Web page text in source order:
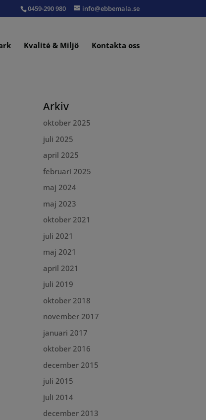
0459-290 980 info@ebbemala.se
Kvalité & Miljö Kontakta oss
Arkiv
oktober 2025
juli 2025
april 2025
februari 2025
maj 2024
maj 2023
oktober 2021
juli 2021
maj 2021
april 2021
juli 2019
oktober 2018
november 2017
januari 2017
oktober 2016
december 2015
juli 2015
juli 2014
december 2013